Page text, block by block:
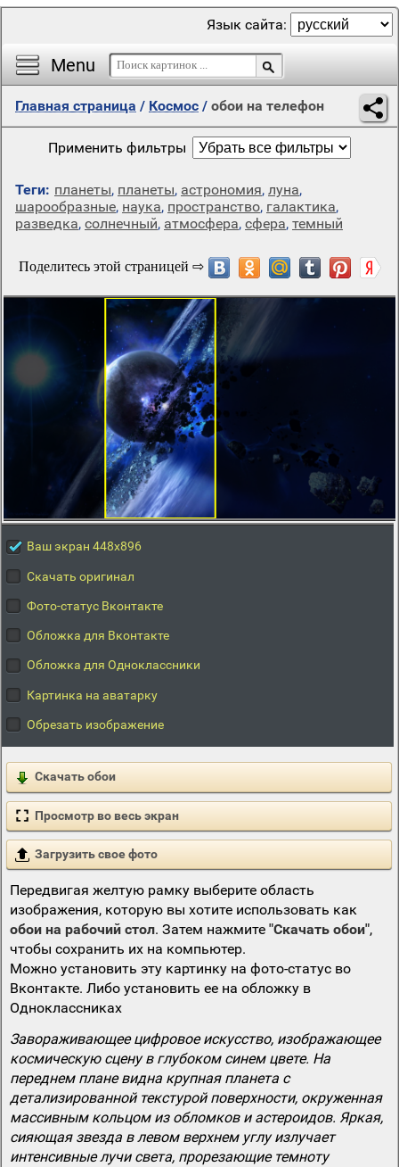
Menu
Язык сайта:
Главная страница / Космос / обои на телефон
Применить фильтры
Теги: планеты, планеты, астрономия, луна,
шарообразные, наука, пространство, галактика,
разведка, солнечный, атмосфера, сфера, темный
Ваш экран 448x896
Скачать оригинал
Фото-статус Вконтакте
Обложка для Вконтакте
Обложка для Одноклассники
Картинка на аватарку
Обрезать изображение
Скачать обои
Просмотр во весь экран
Загрузить свое фото
Передвигая желтую рамку выберите область
изображения, которую вы хотите использовать как
обои на рабочий стол. Затем нажмите "Скачать обои",
чтобы сохранить их на компьютер.
Можно установить эту картинку на фото-статус во
Вконтакте. Либо установить ее на обложку в
Одноклассниках
Завораживающее цифровое искусство, изображающее
космическую сцену в глубоком синем цвете. На
переднем плане видна крупная планета с
детализированной текстурой поверхности, окруженная
массивным кольцом из обломков и астероидов. Яркая,
сияющая звезда в левом верхнем углу излучает
интенсивные лучи света, прорезающие темноту